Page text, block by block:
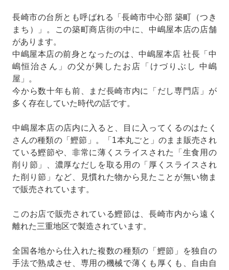
長崎市の台所とも呼ばれる「長崎市中心部 築町（つき
まち）」。この築町商店街の中に、中嶋屋本店の店舗
があります。
中嶋屋本店の前身となったのは、中嶋屋本店 社長「中
嶋恒治さん」の父が興したお店「けづりぶし 中嶋
屋」。
今から数十年も前、まだ長崎市内に「だし専門店」が
多く存在していた時代の話です。
中嶋屋本店の店内に入ると、目に入ってくるのはたく
さんの種類の「鰹節」。「1本丸ごと」のまま販売され
ている鰹節や、非常に薄くスライスされた「生食用の
削り節」、濃厚なだしを取る用の「厚くスライスされ
た削り節」など、見慣れた物から見たことが無い物ま
で販売されています。
このお店で販売されている鰹節は、長崎市内から遠く
離れた三重地区で製造されています。
全国各地から仕入れた複数の種類の「鰹節」を独自の
手法で熟成させ、専用の機械で薄くも厚くも、自由自